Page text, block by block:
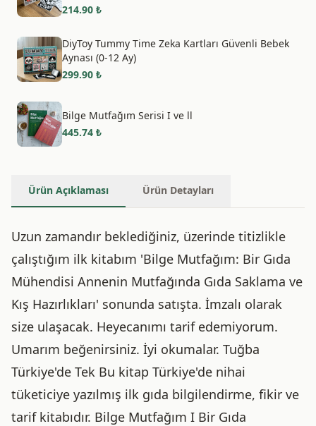
214.90 ₺
DiyToy Tummy Time Zeka Kartları Güvenli Bebek
Aynası (0-12 Ay)
299.90 ₺
Bilge Mutfağım Serisi I ve ll
445.74 ₺
Ürün Açıklaması Ürün Detayları
Uzun zamandır beklediğiniz, üzerinde titizlikle
çalıştığım ilk kitabım 'Bilge Mutfağım: Bir Gıda
Mühendisi Annenin Mutfağında Gıda Saklama ve
Kış Hazırlıkları' sonunda satışta. İmzalı olarak
size ulaşacak. Heyecanımı tarif edemiyorum.
Umarım beğenirsiniz. İyi okumalar. Tuğba
Türkiye'de Tek Bu kitap Türkiye'de nihai
tüketiciye yazılmış ilk gıda bilgilendirme, fikir ve
tarif kitabıdır. Bilge Mutfağım I Bir Gıda